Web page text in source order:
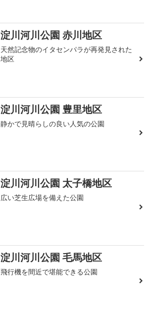
淀川河川公園 赤川地区
天然記念物のイタセンパラが再発見された
地区
淀川河川公園 豊里地区
静かで見晴らしの良い人気の公園
淀川河川公園 太子橋地区
広い芝生広場を備えた公園
淀川河川公園 毛馬地区
飛行機を間近で堪能できる公園